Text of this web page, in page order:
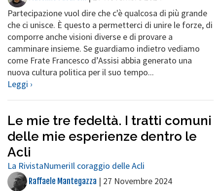
Partecipazione vuol dire che c'è qualcosa di più grande
che ci unisce. È questo a permetterci di unire le forze, di
comporre anche visioni diverse e di provare a
camminare insieme. Se guardiamo indietro vediamo
come Frate Francesco d’Assisi abbia generato una
nuova cultura politica per il suo tempo...
Leggi ›
Le mie tre fedeltà. I tratti comuni
delle mie esperienze dentro le
Acli
La RivistaNumeriIl coraggio delle Acli
Raffaele Mantegazza | 27 Novembre 2024